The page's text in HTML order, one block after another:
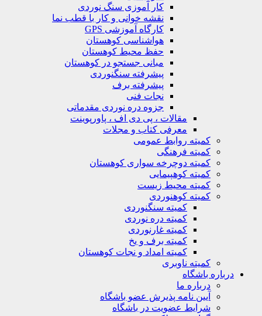
کار آموزی سنگ نوردی
نقشه خوانی و کار با قطب نما
کارگاه آموزشی GPS
هواشناسی کوهستان
حفظ محیط کوهستان
مبانی جستجو در کوهستان
پیشرفته سنگنوردی
پیشرفته برف
نجات فنی
جزوه دره نوردی مقدماتی
مقالات ، پی دی اف ، پاورپوینت
معرفی کتاب و مجلات
کمیته روابط عمومی
کمیته فرهنگی
کمیته دوچرخه سواری کوهستان
کمیته کوهپیمایی
کمیته محیط زیست
کمیته کوهنوردی
کمیته سنگنوردی
کمیته دره نوردی
کمیته غارنوردی
کمیته برف و یخ
کمیته امداد و نجات کوهستان
کمیته ناوبری
باشگاه
درباره ما
آیین نامه پذیرش عضو باشگاه
شرایط عضویت در باشگاه